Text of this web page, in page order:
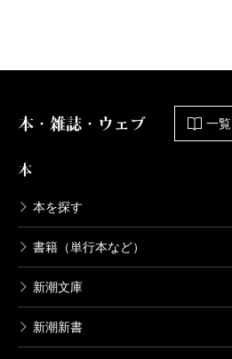
本・雑誌・ウェブ 一覧
本
本を探す
書籍（単行本など）
新潮文庫
新潮新書